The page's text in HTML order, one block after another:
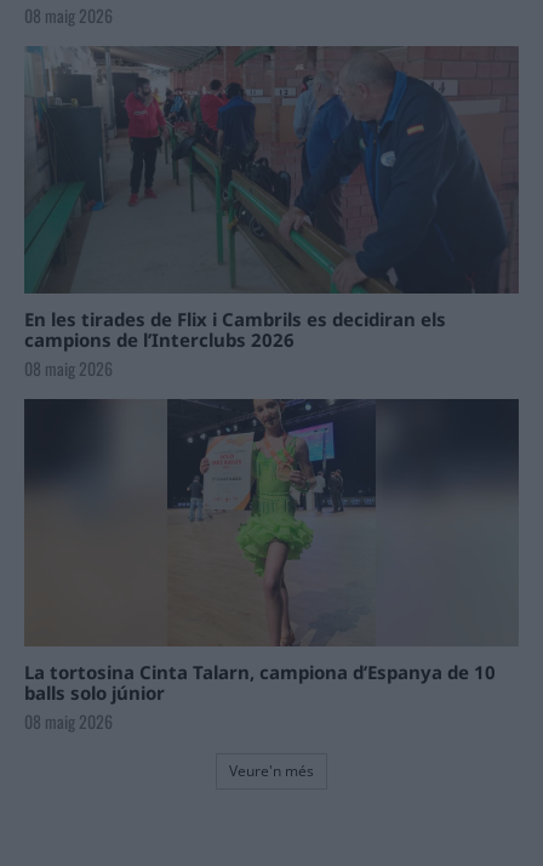
08 maig 2026
En les tirades de Flix i Cambrils es decidiran els
campions de l’Interclubs 2026
08 maig 2026
La tortosina Cinta Talarn, campiona d’Espanya de 10
balls solo júnior
08 maig 2026
Veure'n més